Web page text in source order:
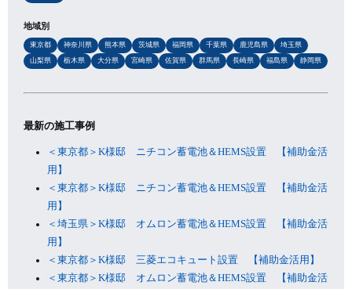
地域別
東京都 神奈川県 熊本県 茨城県 福岡県 千葉県 鹿児島県
埼玉県
山梨県
栃木県 大分県 宮崎県 佐賀県 群馬県 長崎県 福島県 静岡県
最新の施工事例
＜東京都＞K様邸 ニチコン蓄電池＆HEMS設置 【補助金活
用】
＜東京都＞K様邸 ニチコン蓄電池＆HEMS設置 【補助金活
用】
＜埼玉県＞K様邸 オムロン蓄電池＆HEMS設置 【補助金活
用】
＜東京都＞K様邸 三菱エコキュート設置 【補助金活用】
＜東京都＞K様邸 オムロン蓄電池＆HEMS設置 【補助金活